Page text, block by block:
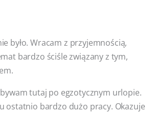
było. Wracam z przyjemnością,
bardzo ściśle związany z tym,
tutaj po egzotycznym urlopie.
ostatnio bardzo dużo pracy. Okazuje